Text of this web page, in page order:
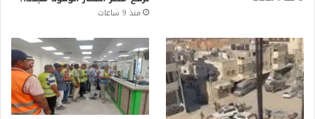
منذ 9 ساعات